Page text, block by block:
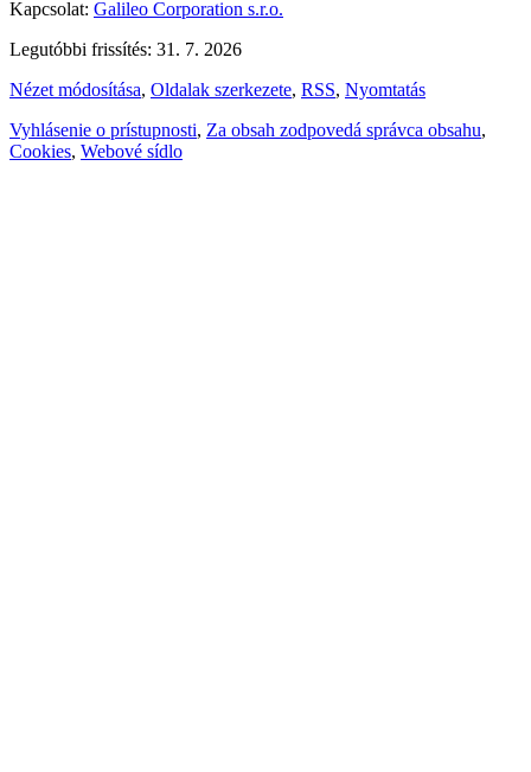
Kapcsolat: Galileo Corporation s.r.o.
Legutóbbi frissítés: 31. 7. 2026
Nézet módosítása, Oldalak szerkezete, RSS, Nyomtatás
Vyhlásenie o prístupnosti, Za obsah zodpovedá správca obsahu,
Cookies, Webové sídlo